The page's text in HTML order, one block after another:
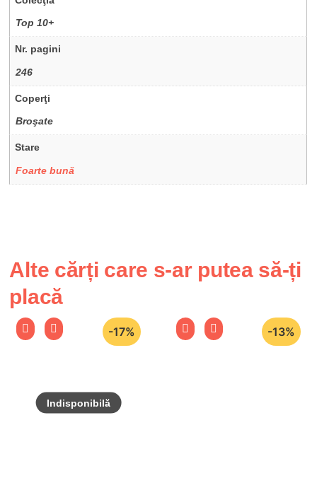
Top 10+
Nr. pagini
246
Coperţi
Broşate
Stare
Foarte bună
Alte cărți care s-ar putea să-ți
placă
-17% -13%